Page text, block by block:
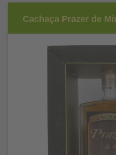
Cachaça Prazer de